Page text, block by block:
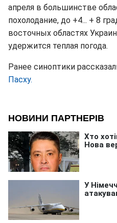
апреля в большинстве
похолодание, до +4... + 8
восточных областях
удержится теплая погода.
Ранее синоптики
Пасху.